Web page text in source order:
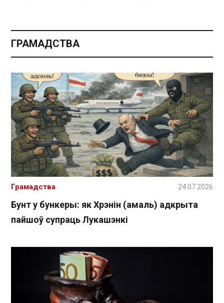
ГРАМАДСТВА
Бунт у бункеры: як Хрэнін (амаль) адкрыта
пайшоў супраць Лукашэнкі
Грамадства 24.07.2026